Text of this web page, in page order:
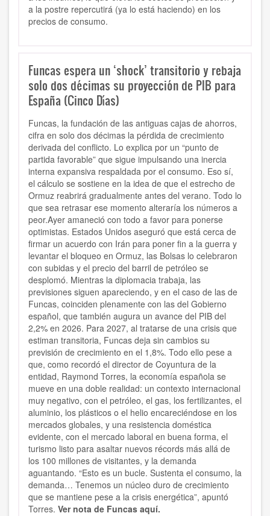
a la postre repercutirá (ya lo está haciendo) en los
precios de consumo.
Funcas espera un ‘shock’ transitorio y rebaja
solo dos décimas su proyección de PIB para
España (Cinco Días)
Funcas, la fundación de las antiguas cajas de ahorros,
cifra en solo dos décimas la pérdida de crecimiento
derivada del conflicto. Lo explica por un “punto de
partida favorable” que sigue impulsando una inercia
interna expansiva respaldada por el consumo. Eso sí,
el cálculo se sostiene en la idea de que el estrecho de
Ormuz reabrirá gradualmente antes del verano. Todo lo
que sea retrasar ese momento alteraría los números a
peor.Ayer amaneció con todo a favor para ponerse
optimistas. Estados Unidos aseguró que está cerca de
firmar un acuerdo con Irán para poner fin a la guerra y
levantar el bloqueo en Ormuz, las Bolsas lo celebraron
con subidas y el precio del barril de petróleo se
desplomó. Mientras la diplomacia trabaja, las
previsiones siguen apareciendo, y en el caso de las de
Funcas, coinciden plenamente con las del Gobierno
español, que también augura un avance del PIB del
2,2% en 2026. Para 2027, al tratarse de una crisis que
estiman transitoria, Funcas deja sin cambios su
previsión de crecimiento en el 1,8%. Todo ello pese a
que, como recordó el director de Coyuntura de la
entidad, Raymond Torres, la economía española se
mueve en una doble realidad: un contexto internacional
muy negativo, con el petróleo, el gas, los fertilizantes, el
aluminio, los plásticos o el helio encareciéndose en los
mercados globales, y una resistencia doméstica
evidente, con el mercado laboral en buena forma, el
turismo listo para asaltar nuevos récords más allá de
los 100 millones de visitantes, y la demanda
aguantando. “Esto es un bucle. Sustenta el consumo, la
demanda… Tenemos un núcleo duro de crecimiento
que se mantiene pese a la crisis energética”, apuntó
Torres. Ver nota de Funcas aquí.